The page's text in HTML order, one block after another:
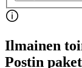
Ilmainen
Postin